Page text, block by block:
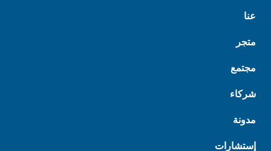
عنا
متجر
مجتمع
شركاء
مدونة
إستشارات